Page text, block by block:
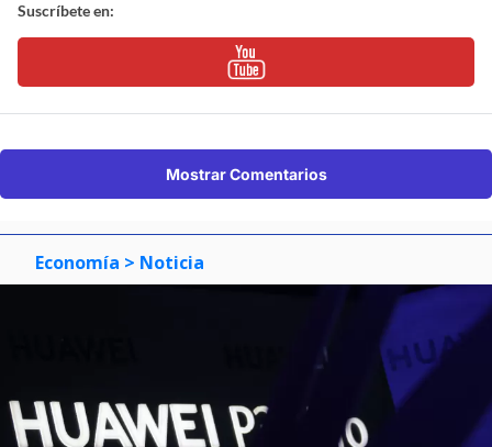
Suscríbete en:
Mostrar Comentarios
Economía > Noticia